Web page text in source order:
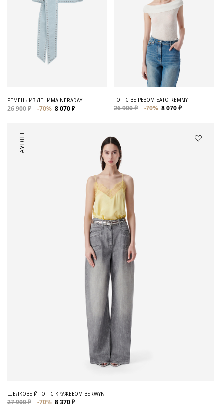
РЕМЕНЬ ИЗ ДЕНИМА NERADAY
26 900 ₽ -70% 8 070 ₽
ТОП С ВЫРЕЗОМ БАТО REMMY
26 900 ₽ -70% 8 070 ₽
АУТЛЕТ
ШЕЛКОВЫЙ ТОП С КРУЖЕВОМ BERWYN
27 900 ₽ -70% 8 370 ₽